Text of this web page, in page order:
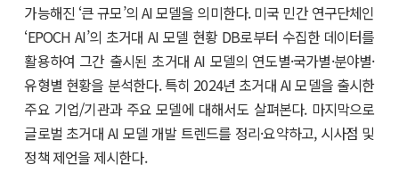
가능해진 ‘큰 규모’의 AI 모델을 의미한다. 미국 민간 연구단체인
‘EPOCH AI’의 초거대 AI 모델 현황 DB로부터 수집한 데이터를
활용하여 그간 출시된 초거대 AI 모델의 연도별·국가별·분야별·
유형별 현황을 분석한다. 특히 2024년 초거대 AI 모델을 출시한
주요 기업/기관과 주요 모델에 대해서도 살펴본다. 마지막으로
글로벌 초거대 AI 모델 개발 트렌드를 정리·요약하고, 시사점 및
정책 제언을 제시한다.